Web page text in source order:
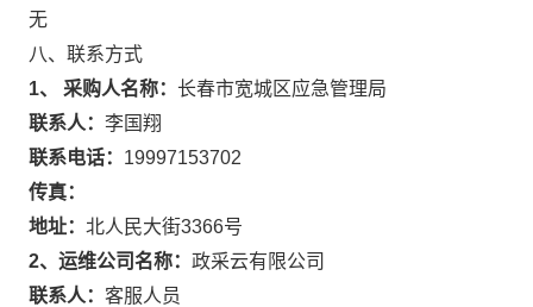
无
八、联系方式
1、 采购人名称： 长春市宽城区应急管理局
联系人： 李国翔
联系电话： 19997153702
传真：
地址： 北人民大街3366号
2、运维公司名称： 政采云有限公司
联系人： 客服人员